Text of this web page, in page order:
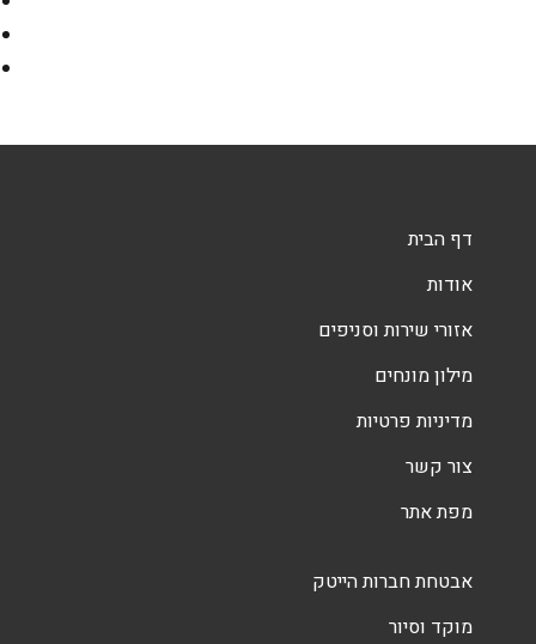
דף הבית
אודות
אזורי שירות וסניפים
מילון מונחים
מדיניות פרטיות
צור קשר
מפת אתר
אבטחת חברות הייטק
מוקד וסיור